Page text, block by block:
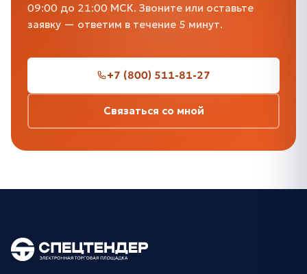
09:00 до 21:00 МСК. Звоните или оставьте
заявку — ответим в течение 5 минут.
+7 (800) 511-81-27
Связаться со мной